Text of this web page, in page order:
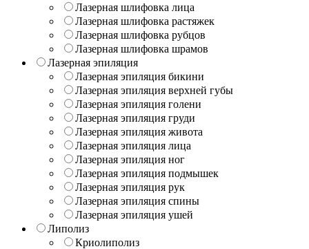
Лазерная шлифовка лица
Лазерная шлифовка растяжек
Лазерная шлифовка рубцов
Лазерная шлифовка шрамов
Лазерная эпиляция
Лазерная эпиляция бикини
Лазерная эпиляция верхней губы
Лазерная эпиляция голени
Лазерная эпиляция груди
Лазерная эпиляция живота
Лазерная эпиляция лица
Лазерная эпиляция ног
Лазерная эпиляция подмышек
Лазерная эпиляция рук
Лазерная эпиляция спины
Лазерная эпиляция ушей
Липолиз
Криолиполиз